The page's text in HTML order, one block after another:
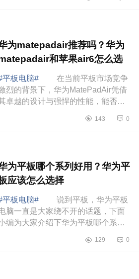
ipadmini7和mini6对比买哪个
为matepadair推荐吗？华为
和苹果air6怎么选
平板电脑#
在当前平板市场竞争
烈的背景下，华为MatePadAir凭借
卓越的设计与强悍的性能，能否成
华为matepadair推荐吗 华为
143 0
为平板哪个系列好用？华为平
应该怎么选择
平板电脑#
说到平板，华为平板
脑一直是大家绕不开的话题，下面
编为大家介绍下华为平板哪个系列
为平板哪个系列好用 【华为
129 0